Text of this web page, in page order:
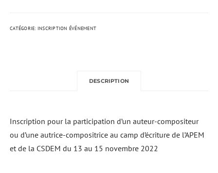
CATÉGORIE: INSCRIPTION ÉVÉNEMENT
DESCRIPTION
Inscription pour la participation d’un auteur-compositeur
ou d’une autrice-compositrice au camp d’écriture de l’APEM
et de la CSDEM du 13 au 15 novembre 2022